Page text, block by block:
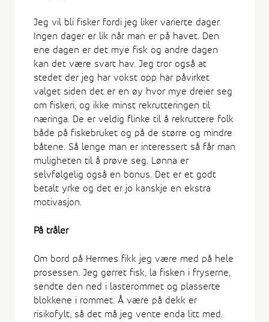
Jeg vil bli fisker fordi jeg liker varierte dager.
Ingen dager er lik når man er på havet. Den
ene dagen er det mye fisk og andre dagen
kan det være svart hav. Jeg tror også at
stedet der jeg har vokst opp har påvirket
valget siden det er en øy hvor mye dreier seg
om fiskeri, og ikke minst rekrutteringen til
næringa. De er veldig flinke til å rekruttere folk
både på fiskebruket og på de større og mindre
båtene. Så lenge man er interessert så får man
muligheten til å prøve seg. Lønna er
selvfølgelig også en bonus. Det er et godt
betalt yrke og det er jo kanskje en ekstra
motivasjon.
På tråler
Om bord på Hermes fikk jeg være med på hele
prosessen. Jeg gørret fisk, la fisken i fryserne,
sendte den ned i lasterommet og plasserte
blokkene i rommet. Å være på dekk er
risikofylt, så det må jeg vente enda litt med.